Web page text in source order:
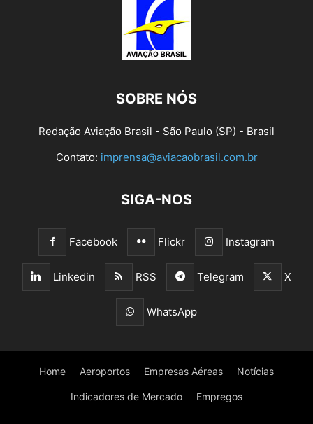
SOBRE NÓS
Redação Aviação Brasil - São Paulo (SP) - Brasil
Contato: imprensa@aviacaobrasil.com.br
SIGA-NOS
Facebook Flickr Instagram
Linkedin RSS Telegram X
WhatsApp
Home Aeroportos Empresas Aéreas Notícias
Indicadores de Mercado Empregos